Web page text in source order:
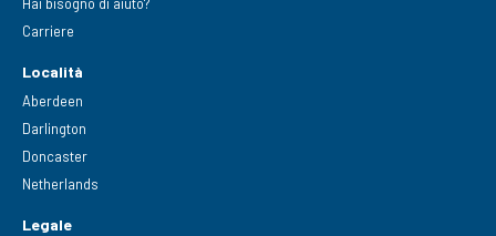
Carriere
Località
Aberdeen
Darlington
Doncaster
Netherlands
Legale